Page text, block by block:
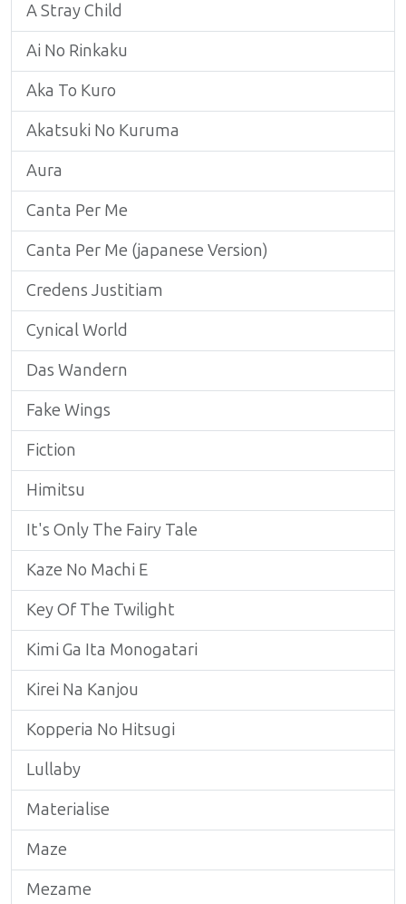
A Stray Child
Ai No Rinkaku
Aka To Kuro
Akatsuki No Kuruma
Aura
Canta Per Me
Canta Per Me (japanese Version)
Credens Justitiam
Cynical World
Das Wandern
Fake Wings
Fiction
Himitsu
It's Only The Fairy Tale
Kaze No Machi E
Key Of The Twilight
Kimi Ga Ita Monogatari
Kirei Na Kanjou
Kopperia No Hitsugi
Lullaby
Materialise
Maze
Mezame